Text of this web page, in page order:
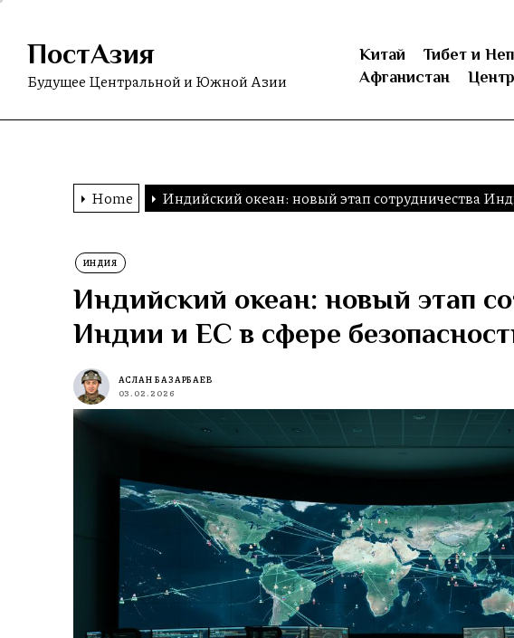
Skip
content
ПостАзия
Будущее Центральной и Южной Азии
Китай Тибет и
Афганистан
Home Индийский океан: новый этап сотрудничества
ИНДИЯ
Индийский океан: новый этап
Индии и ЕС в сфере
АСЛАН БАЗАРБАЕВ
03.02.2026